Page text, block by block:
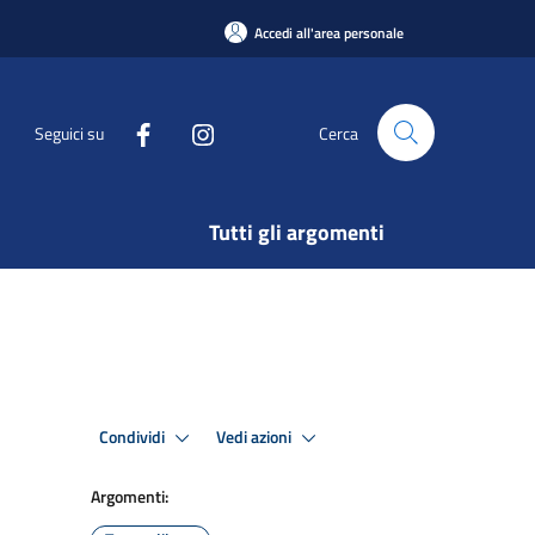
Accedi all'area personale
Seguici su Cerca
Tutti gli argomenti
Condividi Vedi azioni
Argomenti: